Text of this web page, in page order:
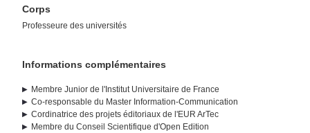
Corps
Professeure des universités
Informations complémentaires
Membre Junior de l'Institut Universitaire de France
Co-responsable du Master Information-Communication
Cordinatrice des projets éditoriaux de l'EUR ArTec
Membre du Conseil Scientifique d'Open Edition